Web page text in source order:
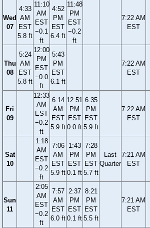
Wed
07
4:33
AM
EST
5.8 ft
11:10
AM
EST
−0.1
ft
4:52
PM
EST
6.4 ft
11:48
PM
EST
−0.2
ft
7:22 AM
EST
Thu
08
5:24
AM
EST
5.8 ft
12:00
PM
EST
−0.0
ft
5:43
PM
EST
6.1 ft
7:22 AM
EST
Fri
09
12:33
AM
EST
−0.2
ft
6:14
AM
EST
5.9 ft
12:51
PM
EST
0.0 ft
6:35
PM
EST
5.9 ft
7:22 AM
EST
Sat
10
1:18
AM
EST
−0.2
ft
7:06
AM
EST
5.9 ft
1:43
PM
EST
0.1 ft
7:28
PM
EST
5.7 ft
Last
Quarter
7:21 AM
EST
Sun
11
2:05
AM
EST
−0.2
ft
7:57
AM
EST
6.0 ft
2:37
PM
EST
0.1 ft
8:21
PM
EST
5.5 ft
7:21 AM
EST